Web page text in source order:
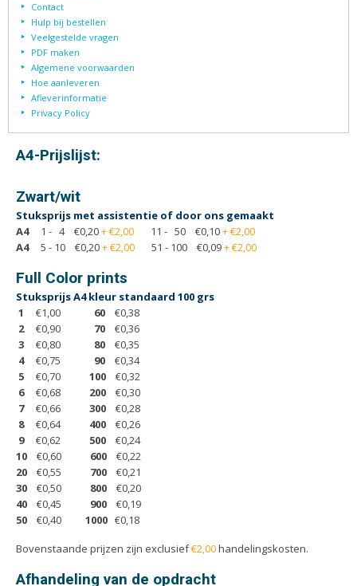
Certificaten/Diploma's
Visitekaartjes
Alle producten
Afsprakenkaartjes
Briefpapier
Cadeaubonnen
Certificaten/Diploma's
Doordruksets
Enveloppen
Etiketten
Flyers
Folders
Foto's
Geboortekaartjes
Hand-outs/Losbladig
Handleidingen
Kaarten
Kalenders
Kerstkaarten
Menukaarten
Mondkapjes
Inloggen
Contact
Hulp bij bestellen
Veelgestelde vragen
PDF maken
Algemene voorwaarden
Hoe aanleveren
Afleverinformatie
Privacy Policy
A4-Prijslijst:
Zwart/wit
Stuksprijs met assistentie of door ons gemaakt
A41 - 4 €0,20+ €2,00 11 - 50 €0,10+ €2,00
A45 - 10 €0,20+ €2,00 51 - 100 €0,09+ €2,00
Full Color prints
Stuksprijs A4 kleur standaard 100 grs
1 €1,00 60 €0,38
2 €0,90 70 €0,36
3
€0,80 80 €0,35
4 €0,75 90 €0,34
5 €0,70 100
€0,32
6 €0,68 200 €0,30
7 €0,66 300 €0,28
8 €0,64 400 €0,26
9
€0,62 500 €0,24
10
€0,60 600 €0,22
20
€0,55 700 €0,21
30
€0,50 800
€0,20
40
€0,45 900 €0,19
50 €0,40 1000 €0,18
Bovenstaande prijzen zijn exclusief€2,00handelingskosten.
Afhandeling van de opdracht